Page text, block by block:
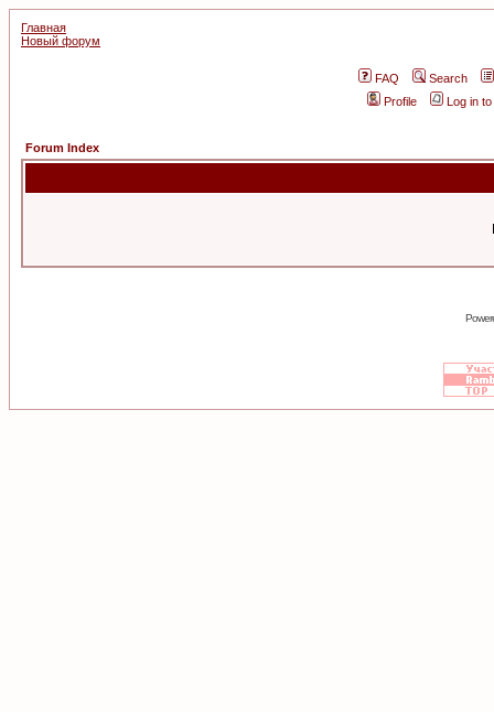
Главная
Новый форум
FAQ
Search
Profile
Log in
Forum Index